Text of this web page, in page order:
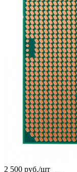
2 500 руб./шт